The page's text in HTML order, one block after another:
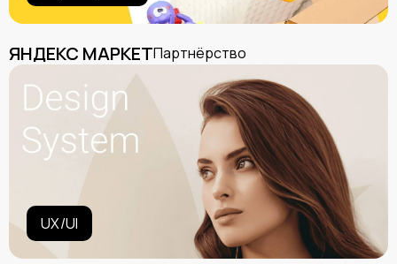
ЯНДЕКС МАРКЕТПартнёрство
UX/UI